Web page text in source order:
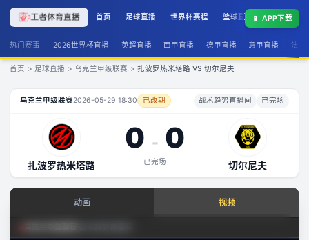
首页 足球直播 世界杯赛程 篮球直播 联赛积分
📱 APP下载
热门赛事 2026世界杯直播 英超直播 西甲直播 德甲直播 意甲直播 法甲
首页 > 足球直播 > 乌克兰甲级联赛 > 扎波罗热米塔路 VS 切尔尼夫
扎波罗热米塔路VS 切尔尼夫 直播
乌克兰甲级联赛2026-05-29 18:30 已改期 战术趋势直播间 已完场
扎波罗热米塔路
0 - 0
已完场 切尔尼夫
动画 视频